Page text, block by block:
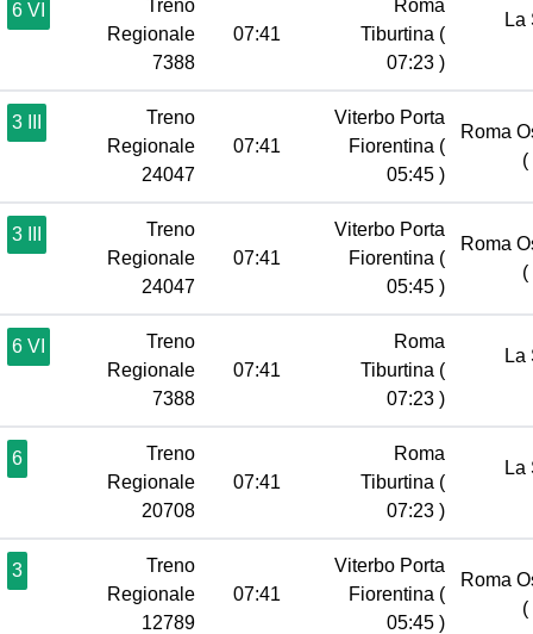
6 VI
Treno
Regionale
7388
07:41
Roma
Tiburtina (
07:23 )
La
3 III
Treno
Regionale
24047
07:41
Viterbo Porta
Fiorentina (
05:45 )
Roma
(
3 III
Treno
Regionale
24047
07:41
Viterbo Porta
Fiorentina (
05:45 )
Roma
(
6 VI
Treno
Regionale
7388
07:41
Roma
Tiburtina (
07:23 )
La
6
Treno
Regionale
20708
07:41
Roma
Tiburtina (
07:23 )
La
3
Treno
Regionale
12789
07:41
Viterbo Porta
Fiorentina (
05:45 )
Roma
(